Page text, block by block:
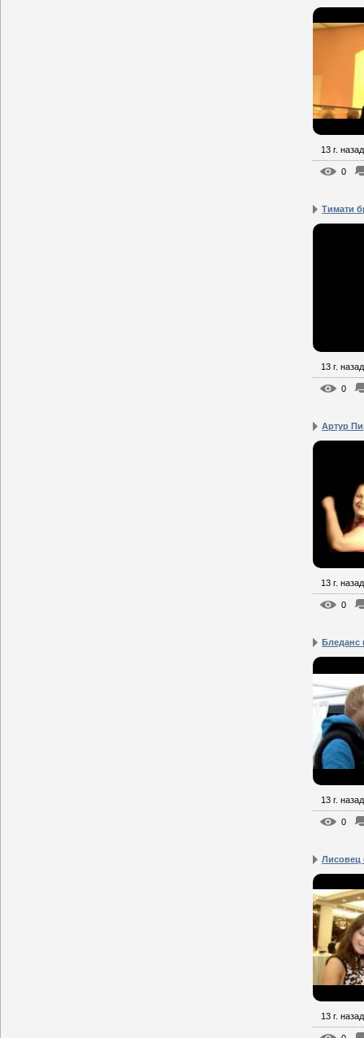
13 г. назад
0
Тимати
13 г. назад
0
Артур
13 г. назад
0
Бледанс
13 г. назад
0
Лисовец
13 г. назад